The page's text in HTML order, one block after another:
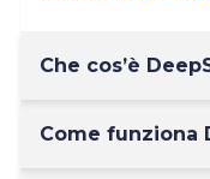
Che cos’è
Come funziona